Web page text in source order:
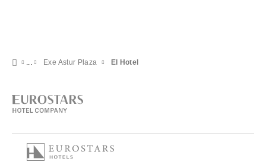
Exe Astur Plaza El Hotel